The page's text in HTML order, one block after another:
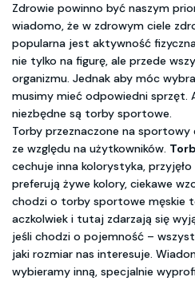
Zdrowie powinno być naszym
wiadomo, że w zdrowym ciele
popularna jest aktywność
nie tylko na figurę, ale przede
organizmu. Jednak aby móc
musimy mieć odpowiedni
niezbędne są torby sportowe.
Torby przeznaczone na sportowy
ze względu na użytkowników.
cechuje inna kolorystyka,
preferują żywe kolory, ciekawe
chodzi o torby sportowe męskie
aczkolwiek i tutaj zdarzają się
jeśli chodzi o pojemność –
jaki rozmiar nas interesuje.
wybieramy inną, specjalnie